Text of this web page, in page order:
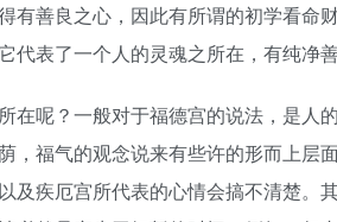
有善良之心，因此有所谓的初学看命
代表了一个人的灵魂之所在，有纯净
在呢？一般对于福德宫的说法，是人
，福气的观念说来有些许的形而上层
及疾厄宫所代表的心情会搞不清楚。